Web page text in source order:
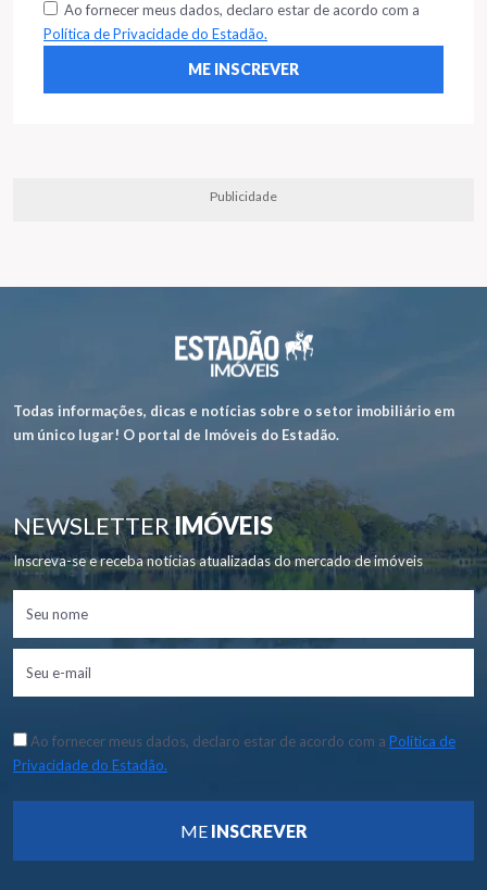
Ao fornecer meus dados, declaro estar de acordo com a
Política de Privacidade do Estadão.
Publicidade
Todas informações, dicas e notícias sobre o setor imobiliário em
um único lugar! O portal de Imóveis do Estadão.
NEWSLETTERIMÓVEIS
Inscreva-se e receba notícias atualizadas do mercado de imóveis
Ao fornecer meus dados, declaro estar de acordo com a Política de
Privacidade do Estadão.
ME INSCREVER